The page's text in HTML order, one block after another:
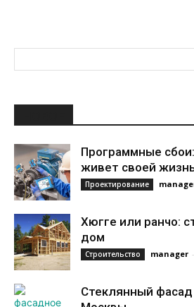
Программные
живет своей
Проектирование
Хюгге или ранчо:
дом
Строительство manager -
Стеклянный фасад